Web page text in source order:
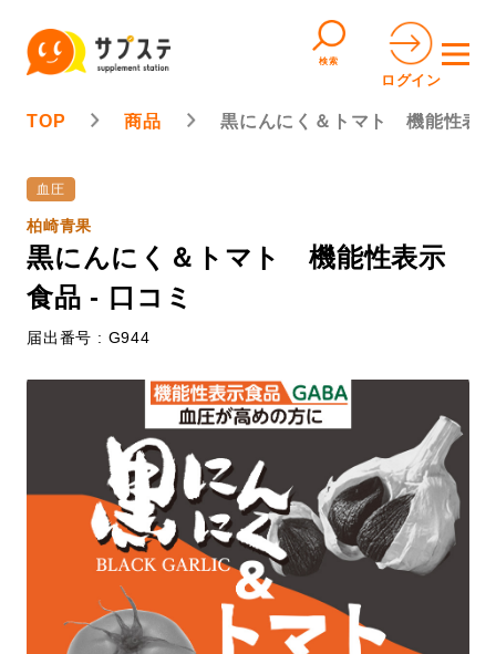
検索
ログイン
TOP 商品 黒にんにく＆トマト 機能性表
血圧
柏崎青果
黒にんにく＆トマト 機能性表示
食品 - 口コミ
届出番号 : G944